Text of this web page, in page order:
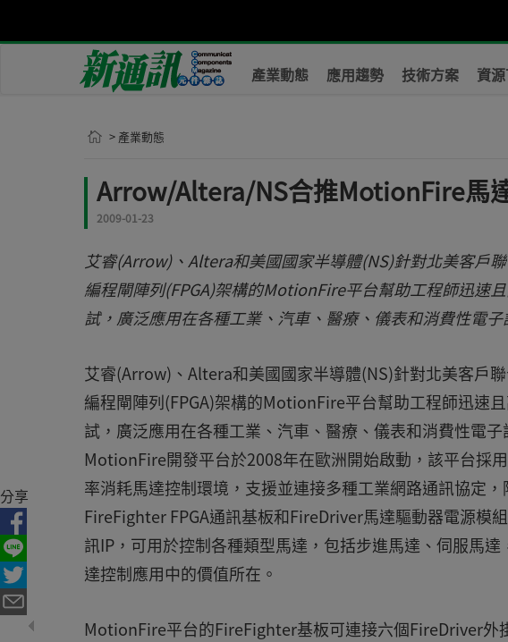
產業動態 應用趨勢 技術方案 資
> 產業動態
Arrow/Altera/NS合推MotionFire馬
2009-01-23
艾睿(Arrow)、Altera和美國國家半導體(NS)針對北美客戶
編程閘陣列(FPGA)架構的MotionFire平台幫助工程師迅速
試，廣泛應用在各種工業、汽車、醫療、儀表和消費性電
艾睿(Arrow)、Altera和美國國家半導體(NS)針對北美客戶
編程閘陣列(FPGA)架構的MotionFire平台幫助工程師迅速
試，廣泛應用在各種工業、汽車、醫療、儀表和消費性電子
MotionFire開發平台於2008年在歐洲開始啟動，該平台採
率消耗馬達控制環境，支援並連接多種工業網路通訊協定
FireFighter FPGA通訊基板和FireDriver馬達驅動器電源模
訊IP，可用於控制各種類型馬達，包括步進馬達、伺服馬
達控制應用中的價值所在。
MotionFire平台的FireFighter基板可連接六個FireDriver外
分享